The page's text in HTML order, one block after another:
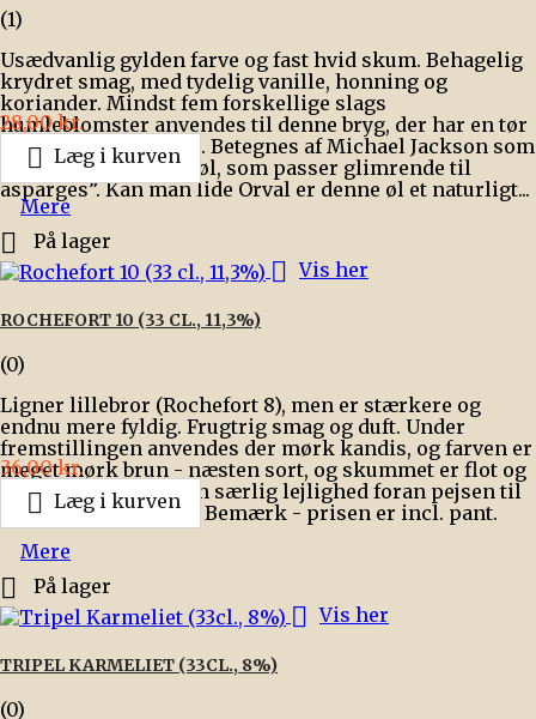
(1)
Usædvanlig gylden farve og fast hvid skum. Behagelig
krydret smag, med tydelig vanille, honning og
koriander. Mindst fem forskellige slags
humleblomster anvendes til denne bryg, der har en tør
og humlet eftersmag. Betegnes af Michael Jackson som
”en af verdens store øl, som passer glimrende til
asparges”. Kan man lide Orval er denne øl et naturligt...
Pris
28,00 kr.
 Læg i kurven
Mere
 På lager
 Vis her
ROCHEFORT 10 (33 CL., 11,3%)
(0)
Ligner lillebror (Rochefort 8), men er stærkere og
endnu mere fyldig. Frugtrig smag og duft. Under
fremstillingen anvendes der mørk kandis, og farven er
meget mørk brun - næsten sort, og skummet er flot og
stabilt. Velegnet til en særlig lejlighed foran pejsen til
et stykke chokolade. Bemærk - prisen er incl. pant.
Pris
36,00 kr.
 Læg i kurven
Mere
 På lager
 Vis her
TRIPEL KARMELIET (33CL., 8%)
(0)